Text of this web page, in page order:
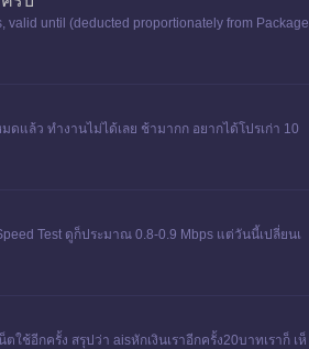
until (deducted proportionately from Package
แล้ว ทำงานไม่ได้เลย ช้ามากก อยากได้โปรเก่า 10
Test ดูก็ประมาณ 0.8-0.9 Mbps แต่วันนี้เปลี่ยนเ
ใช้อีกครั้ง สรุปว่า aisหักเงินเราอีกครั้ง20บาทเราก็ เห็